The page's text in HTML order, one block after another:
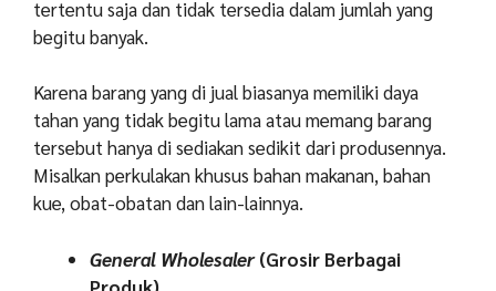
tertentu saja dan tidak tersedia dalam jumlah yang
begitu banyak.
Karena barang yang di jual biasanya memiliki daya
tahan yang tidak begitu lama atau memang barang
tersebut hanya di sediakan sedikit dari produsennya.
Misalkan perkulakan khusus bahan makanan, bahan
kue, obat-obatan dan lain-lainnya.
General Wholesaler(Grosir Berbagai